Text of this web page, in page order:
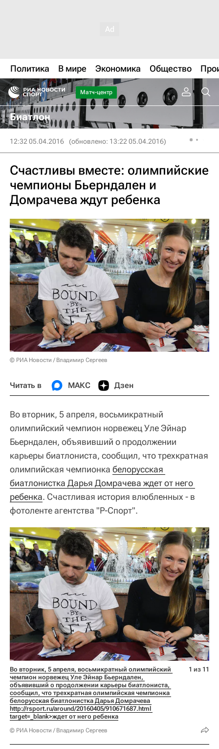
Политика В мире Экономика Общество
Матч-центр
Биатлон
12:32 05.04.2016 (обновлено: 13:22 05.04.2016)
Счастливы вместе: олимпийские
чемпионы Бьерндален и
Домрачева ждут ребенка
© РИА Новости / Владимир Сергеев
Читать в МАКС Дзен
Во вторник, 5 апреля, восьмикратный
олимпийский чемпион норвежец Уле Эйнар
Бьерндален, объявивший о продолжении
карьеры биатлониста, сообщил, что трехкратная
олимпийская чемпионка белорусская
биатлонистка Дарья Домрачева ждет от него
ребенка. Счастливая история влюбленных - в
фотоленте агентства "Р-Спорт".
Во вторник, 5 апреля, восьмикратный олимпийский
чемпион норвежец Уле Эйнар Бьерндален,
объявивший о продолжении карьеры биатлониста,
сообщил, что трехкратная олимпийская чемпионка
http://rsport.ru/around/20160405/910671687.html
target=_blank>ждет от него ребенка
© РИА Новости / Владимир Сергеев
1 из 11